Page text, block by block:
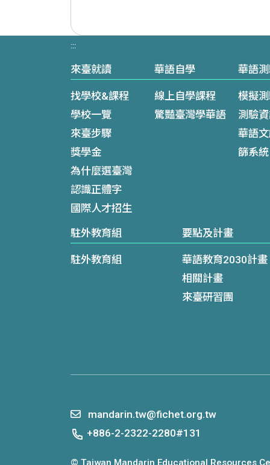
:::
來臺就讀
找學校&課程
學校一覽
來臺步驟
獎學金
為什麼選臺灣
認識正體字
國際人才招生
華語自學
線上自學課程
驚豔臺灣學華語
華語
模擬
測驗
華語
篩系統
駐外教育組
駐外教育組
要點及計畫
華語教育2030計畫
相關計畫
來臺研習團
mandarin.tw@fichet.org.tw
+886-2-2322-2280#131
© Taiwan Mandarin Educational Resources